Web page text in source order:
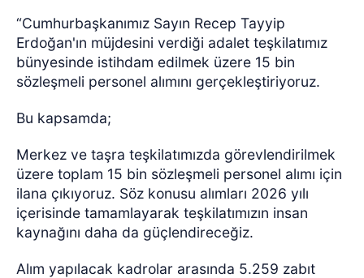
“Cumhurbaşkanımız Sayın Recep Tayyip
Erdoğan'ın müjdesini verdiği adalet teşkilatımız
bünyesinde istihdam edilmek üzere 15 bin
sözleşmeli personel alımını gerçekleştiriyoruz.
Bu kapsamda;
Merkez ve taşra teşkilatımızda görevlendirilmek
üzere toplam 15 bin sözleşmeli personel alımı için
ilana çıkıyoruz. Söz konusu alımları 2026 yılı
içerisinde tamamlayarak teşkilatımızın insan
kaynağını daha da güçlendireceğiz.
Alım yapılacak kadrolar arasında 5.259 zabıt